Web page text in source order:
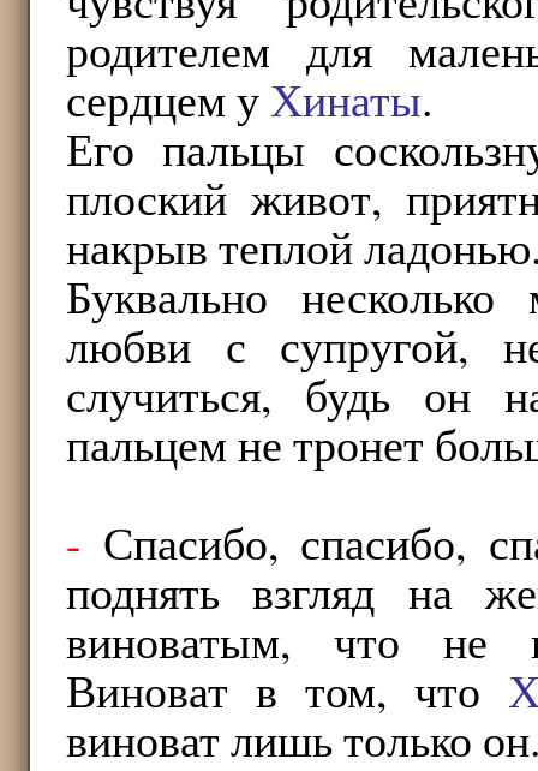
родителем для
сердцем уХинаты.
Его пальцы
плоский живот,
накрыв теплой
Буквально
любви с супругой,
случиться, будь он
пальцем не тронет
- Спасибо, спасибо,
поднять взгляд на
виноватым, что не
Виноват в том, что
виноват лишь только